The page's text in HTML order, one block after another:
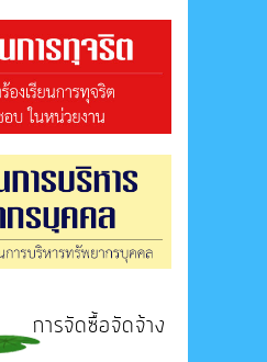
การจัดซื้อจัดจ้าง